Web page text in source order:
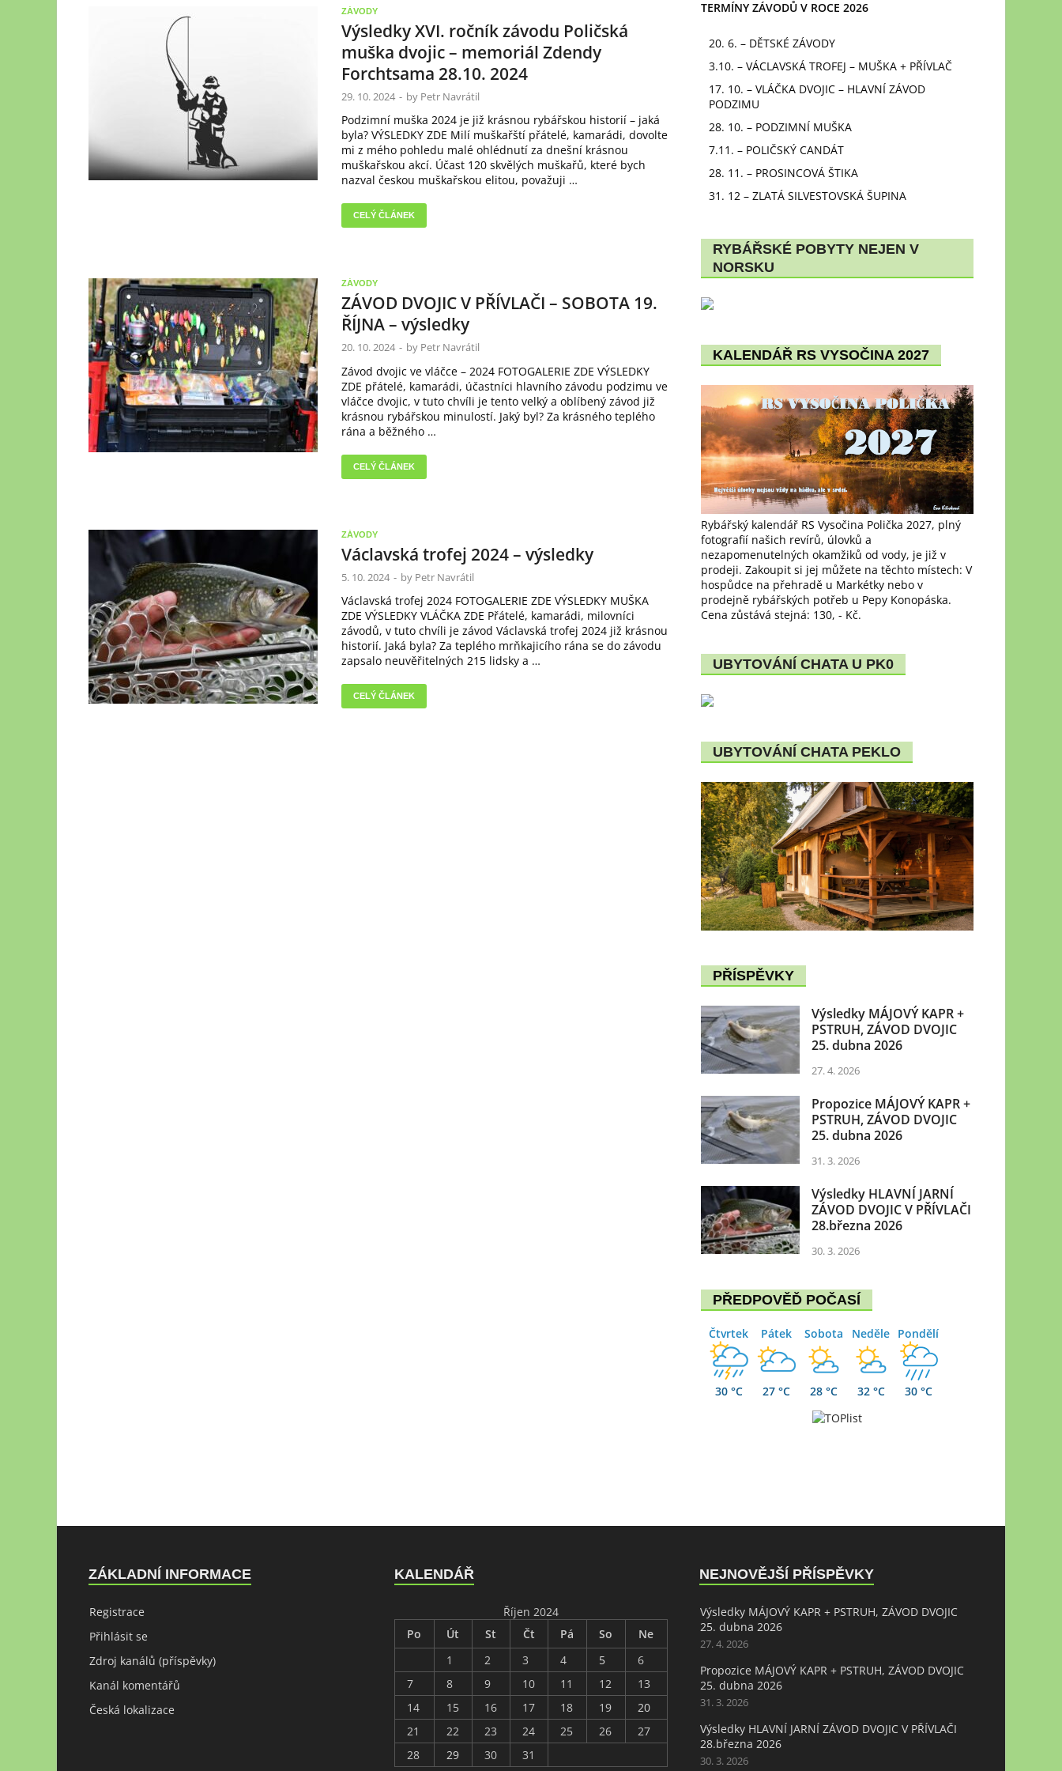
ZÁVODY
Výsledky XVI. ročník závodu Poličská
muška dvojic – memoriál Zdendy
Forchtsama 28.10. 2024
29. 10. 2024 - by Petr Navrátil
Podzimní muška 2024 je již krásnou rybářskou historií – jaká
byla? VÝSLEDKY ZDE Milí muškařští přátelé, kamarádi, dovolte
mi z mého pohledu malé ohlédnutí za dnešní krásnou
muškařskou akcí. Účast 120 skvělých muškařů, které bych
nazval českou muškařskou elitou, považuji …
CELÝ ČLÁNEK
ZÁVODY
ZÁVOD DVOJIC V PŘÍVLAČI – SOBOTA 19.
ŘÍJNA – výsledky
20. 10. 2024 - by Petr Navrátil
Závod dvojic ve vláčce – 2024 FOTOGALERIE ZDE VÝSLEDKY
ZDE přátelé, kamarádi, účastníci hlavního závodu podzimu ve
vláčce dvojic, v tuto chvíli je tento velký a oblíbený závod již
krásnou rybářskou minulostí. Jaký byl? Za krásného teplého
rána a běžného …
CELÝ ČLÁNEK
ZÁVODY
Václavská trofej 2024 – výsledky
5. 10. 2024 - by Petr Navrátil
Václavská trofej 2024 FOTOGALERIE ZDE VÝSLEDKY MUŠKA
ZDE VÝSLEDKY VLÁČKA ZDE Přátelé, kamarádi, milovníci
závodů, v tuto chvíli je závod Václavská trofej 2024 již krásnou
historií. Jaká byla? Za teplého mrňkajicího rána se do závodu
zapsalo neuvěřitelných 215 lidsky a …
CELÝ ČLÁNEK
TERMÍNY ZÁVODŮ V ROCE 2026
20. 6. – DĚTSKÉ ZÁVODY
3.10. – VÁCLAVSKÁ TROFEJ – MUŠKA + PŘÍVLAČ
17. 10. – VLÁČKA DVOJIC – HLAVNÍ ZÁVOD
PODZIMU
28. 10. – PODZIMNÍ MUŠKA
7.11. – POLIČSKÝ CANDÁT
28. 11. – PROSINCOVÁ ŠTIKA
31. 12 – ZLATÁ SILVESTOVSKÁ ŠUPINA
RYBÁŘSKÉ POBYTY NEJEN V
NORSKU
KALENDÁŘ RS VYSOČINA 2027
Rybářský kalendář RS Vysočina Polička 2027, plný
fotografií našich revírů, úlovků a
nezapomenutelných okamžiků od vody, je již v
prodeji. Zakoupit si jej můžete na těchto místech: V
hospůdce na přehradě u Markétky nebo v
prodejně rybářských potřeb u Pepy Konopáska.
Cena zůstává stejná: 130, - Kč.
UBYTOVÁNÍ CHATA U PK0
UBYTOVÁNÍ CHATA PEKLO
PŘÍSPĚVKY
Výsledky MÁJOVÝ KAPR +
PSTRUH, ZÁVOD DVOJIC
25. dubna 2026
27. 4. 2026
Propozice MÁJOVÝ KAPR +
PSTRUH, ZÁVOD DVOJIC
25. dubna 2026
31. 3. 2026
Výsledky HLAVNÍ JARNÍ
ZÁVOD DVOJIC V PŘÍVLAČI
28.března 2026
30. 3. 2026
PŘEDPOVĚĎ POČASÍ
Čtvrtek
30 °C
Pátek
27 °C
Sobota
28 °C
Neděle
32 °C
Pondělí
30 °C
ZÁKLADNÍ INFORMACE
Registrace
Přihlásit se
Zdroj kanálů (příspěvky)
Kanál komentářů
Česká lokalizace
KALENDÁŘ
Říjen 2024
Po
Út St Čt Pá So
Ne
1
2 3 4 5
6
7
8 9 10 11 12
13
14
15 16 17 18 19
20
21
22 23 24 25 26
27
28
29 30 31
NEJNOVĚJŠÍ PŘÍSPĚVKY
Výsledky MÁJOVÝ KAPR + PSTRUH, ZÁVOD DVOJIC
25. dubna 2026
27. 4. 2026
Propozice MÁJOVÝ KAPR + PSTRUH, ZÁVOD DVOJIC
25. dubna 2026
31. 3. 2026
Výsledky HLAVNÍ JARNÍ ZÁVOD DVOJIC V PŘÍVLAČI
28.března 2026
30. 3. 2026